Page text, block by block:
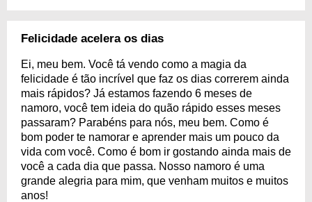
Felicidade acelera os dias
Ei, meu bem. Você tá vendo como a magia da
felicidade é tão incrível que faz os dias correrem ainda
mais rápidos? Já estamos fazendo 6 meses de
namoro, você tem ideia do quão rápido esses meses
passaram? Parabéns para nós, meu bem. Como é
bom poder te namorar e aprender mais um pouco da
vida com você. Como é bom ir gostando ainda mais de
você a cada dia que passa. Nosso namoro é uma
grande alegria para mim, que venham muitos e muitos
anos!